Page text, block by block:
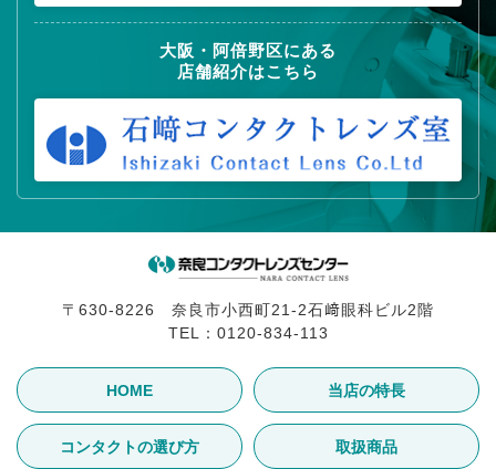
大阪・阿倍野区にある
店舗紹介はこちら
〒630-8226 奈良市小西町21-2石﨑眼科ビル2階
TEL： 0120-834-113
HOME 当店の特長
コンタクトの選び方 取扱商品